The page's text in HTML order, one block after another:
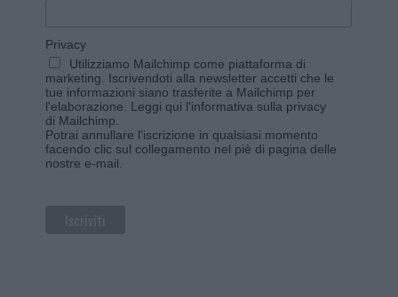
Privacy
Utilizziamo Mailchimp come piattaforma di
marketing. Iscrivendoti alla newsletter accetti che le
tue informazioni siano trasferite a Mailchimp per
l'elaborazione. Leggi qui l'informativa sulla privacy
di Mailchimp
Potrai annullare l'iscrizione in qualsiasi momento
facendo clic sul collegamento nel piè di pagina delle
nostre e-mail.